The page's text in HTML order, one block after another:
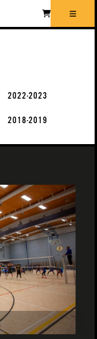
2022-2023
2018-2019